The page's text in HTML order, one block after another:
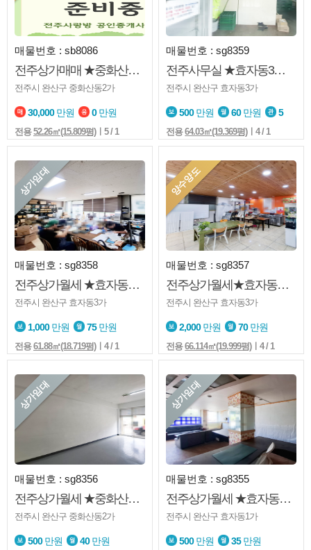
매물번호 : sb8086
전주상가매매 ★중화산동2가★분할상가매매★임차중★아파트 주변
전주시 완산구 중화산동2가
30,000만원 0만원
전용52.26㎡(15.809평)ㅣ5 / 1
매물번호 : sg8359
전주사무실 ★효자동3가★1층★사무실★판매점
전주시 완산구 효자동3가
500만원 60만원 5
전용64.03㎡(19.369평)ㅣ4 / 1
상가임대
매물번호 : sg8358
전주상가월세 ★효자동3가★도로변★1층★사무실★미용업등★주차가능
전주시 완산구 효자동3가
1,000만원 75만원
전용61.88㎡(18.719평)ㅣ4 / 1
양수양도
매물번호 : sg8357
전주상가월세★효자동★반찬전문점★양수양도★권리금有★유동인구多
전주시 완산구 효자동3가
2,000만원 70만원
전용66.114㎡(19.999평)ㅣ4 / 1
상가임대
매물번호 : sg8356
전주상가월세 ★중화산동2가★1층★학교앞★소매점★사무실★판매저믕
전주시 완산구 중화산동2가
500만원 40만원
상가임대
매물번호 : sg8355
전주상가월세 ★효자동1가★1층★서부시장★도로변★판매점추천
전주시 완산구 효자동1가
500만원 35만원